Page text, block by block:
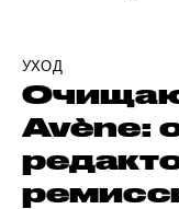
УХОД
Avène: